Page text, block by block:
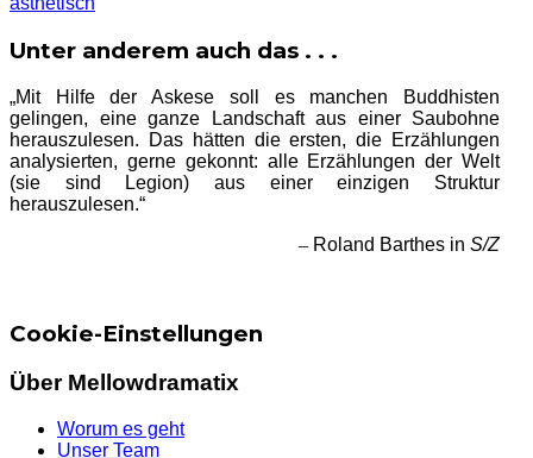
Unter anderem auch das . . .
„Mit Hilfe der Askese soll es manchen Buddhisten
gelingen, eine ganze Landschaft aus einer Saubohne
herauszulesen. Das hätten die ersten, die Erzählungen
analysierten, gerne gekonnt: alle Erzählungen der Welt
(sie sind Legion) aus einer einzigen Struktur
herauszulesen.“
– Roland Barthes in S/Z
Cookie-Einstellungen
Über Mellowdramatix
Worum es geht
Unser Team